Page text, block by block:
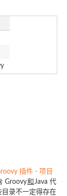
插件 - 项目
Groovy和 Java 代
目录不一定得存在